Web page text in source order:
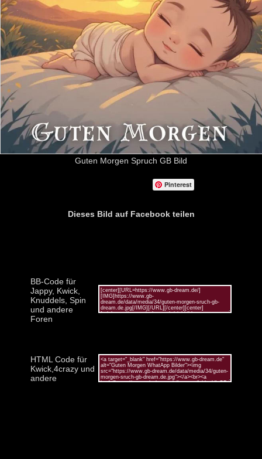
Guten Morgen Spruch GB Bild
Pinterest
Dieses Bild auf Facebook teilen
BB-Code für
Jappy, Kwick,
Knuddels, Spin
und andere
Foren
HTML Code für
Kwick,4crazy und
andere